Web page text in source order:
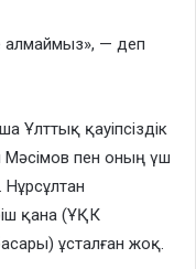
алмаймыз», — деп
Ұлттық қауіпсіздік
Мәсімов пен оның үш
қана (ҰҚК
ұсталған жоқ.